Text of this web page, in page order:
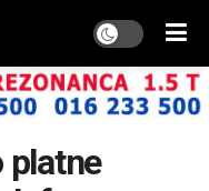
platne